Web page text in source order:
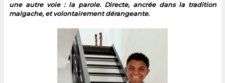
une autre voie : la parole. Directe, ancrée dans la tradition
malgache, et volontairement dérangeante.